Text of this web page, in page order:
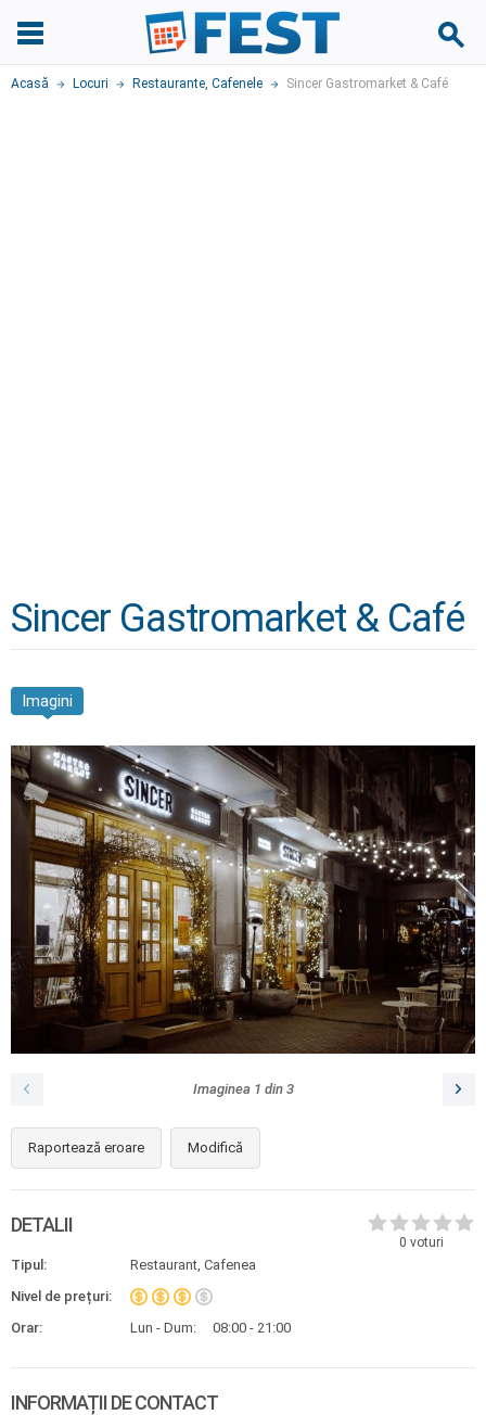
Acasă Locuri Restaurante, Cafenele Sincer Gastromarket & Café
Sincer Gastromarket & Café
Imagini
Imaginea 1 din 3
Raportează eroare Modifică
0 voturi
DETALII
Tipul:
Restaurant, Cafenea
Nivel de prețuri:
Orar:
Lun - Dum: 08:00 - 21:00
INFORMAȚII DE CONTACT